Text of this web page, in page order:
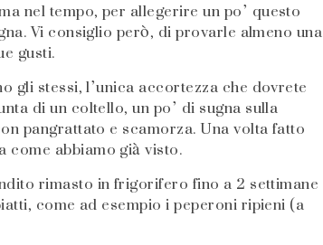
nel tempo, per allegerire un po’ questo
Vi consiglio però, di provarle almeno una
gusti.
stessi, l’unica accortezza che dovrete
di un coltello, un po’ di sugna sulla
pangrattato e scamorza. Una volta fatto
abbiamo già visto.
rimasto in frigorifero fino a 2 settimane
come ad esempio i peperoni ripieni (a